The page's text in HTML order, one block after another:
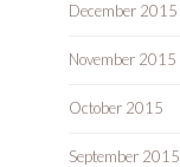
December 2015
November 2015
October 2015
September 2015